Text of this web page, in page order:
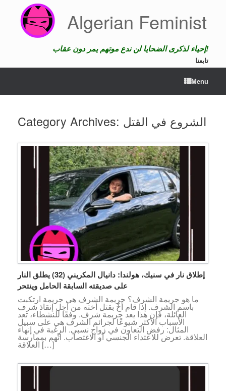
content
Algerian Feminist
إحياء لذكرى الضحايا لن ندع موتهم يمر دون عقاب!
تابعنا
Menu
Category Archives: الشروع في القتل
إطلاق نار في سنيك، هولندا: دانيال المكريني (32) يطلق النار
على صديقته السابقة الحامل وينتحر
ما هو جريمة الشرف؟ جريمة الشرف هي جريمة ارتكبت
باسم الشرف. إذا قام أخٌ بقتل أخته من أجل إنقاذ شرف
العائلة، فإن هذا يعد جريمة شرف. وفقًا للنشطاء، تعد
الأسباب الأكثر شيوعًا لجرائم الشرف هي على سبيل
المثال: رفض التعاون في زواج نسبي. الرغبة في إنهاء
العلاقة. تعرض للاعتداء الجنسي أو الاغتصاب. اتُهم بممارسة
العلاقة […]